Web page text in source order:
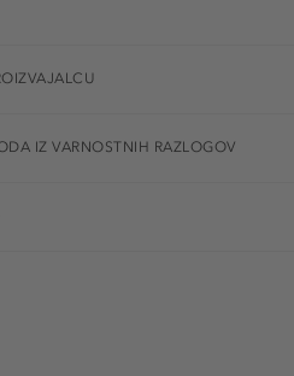
IZ VARNOSTNIH RAZLOGOV